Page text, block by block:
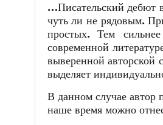
…Писательский дебют
чуть ли не рядовым.
простых. Тем
современной
выверенной авторской
выделяет
В данном случае автор
наше время можно